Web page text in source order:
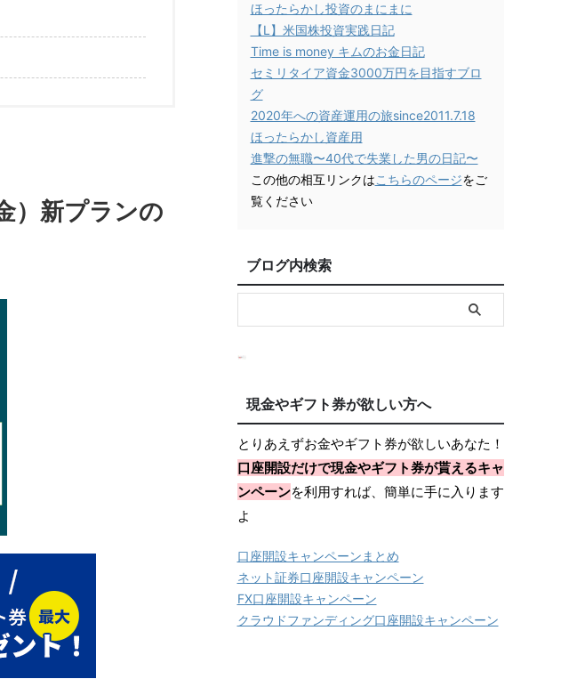
）新プランの
ほったらかし投資のまにまに
【L】米国株投資実践日記
Time is money キムのお金日記
セミリタイア資金3000万円を目指すブロ
グ
2020年への資産運用の旅since2011.7.18
ほったらかし資産用
進撃の無職〜40代で失業した男の日記〜
この他の相互リンクはこちらのページをご
覧ください
ブログ内検索
現金やギフト券が欲しい方へ
とりあえずお金やギフト券が欲しいあなた！
口座開設だけで現金やギフト券が貰えるキャ
ンペーンを利用すれば、簡単に手に入ります
よ
口座開設キャンペーンまとめ
ネット証券口座開設キャンペーン
FX口座開設キャンペーン
クラウドファンディング口座開設キャンペーン